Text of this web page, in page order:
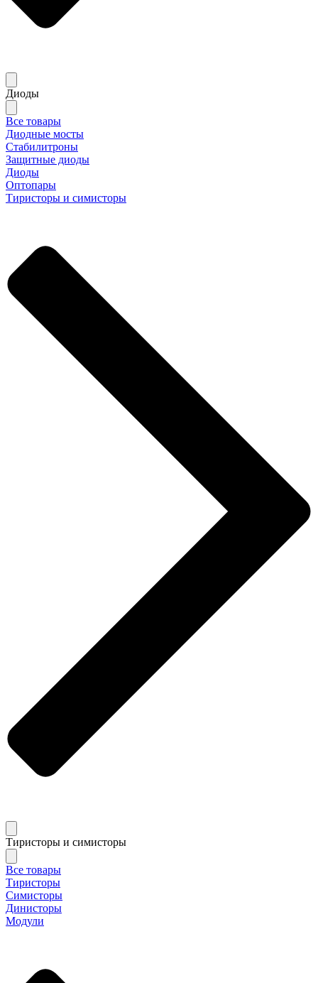
Диоды
Все товары
Диодные мосты
Стабилитроны
Защитные диоды
Диоды
Оптопары
Тиристоры и симисторы
Тиристоры и симисторы
Все товары
Тиристоры
Симисторы
Динисторы
Модули